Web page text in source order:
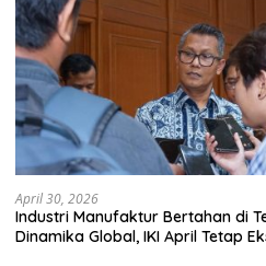
April 30, 2026
Industri Manufaktur Bertahan di
Dinamika Global, IKI April Tetap